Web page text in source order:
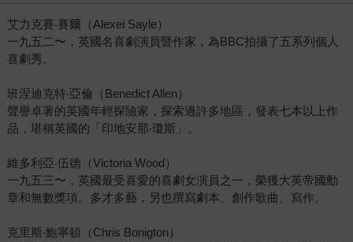
艾力克賽‧賽爾（Alexei Sayle）
一九五二〜，英國名喜劇演員暨作家，為BBC拍攝了五系列個人
喜劇秀。
班涅迪克特‧亞倫（Benedict Allen）
聲譽卓著的英國年輕探險家，探索過許多地區，發表七本以上作
品，堪稱英國的「印地安那‧瓊斯」。
維多利亞‧伍德（Victoria Wood）
一九五三〜，英國最受喜愛的喜劇女演員之一，榮獲大英帝國勳
章和無數獎項。多才多藝，另也撰寫劇本、創作歌曲、寫作。
克里斯‧鮑寧頓（Chris Bonigton）